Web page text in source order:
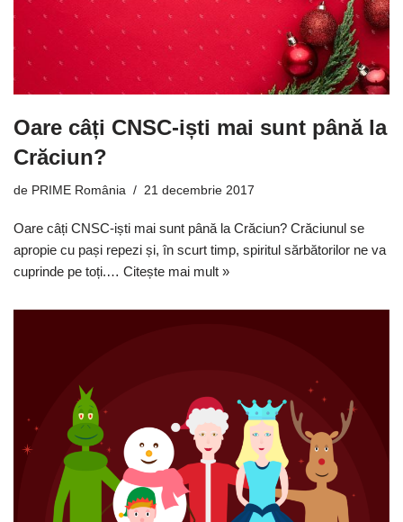
Oare câți CNSC-iști mai sunt până la
Crăciun?
de PRIME România 21 decembrie 2017
Oare câți CNSC-iști mai sunt până la Crăciun? Crăciunul se
apropie cu pași repezi și, în scurt timp, spiritul sărbătorilor ne va
cuprinde pe toți.… Citește mai mult »